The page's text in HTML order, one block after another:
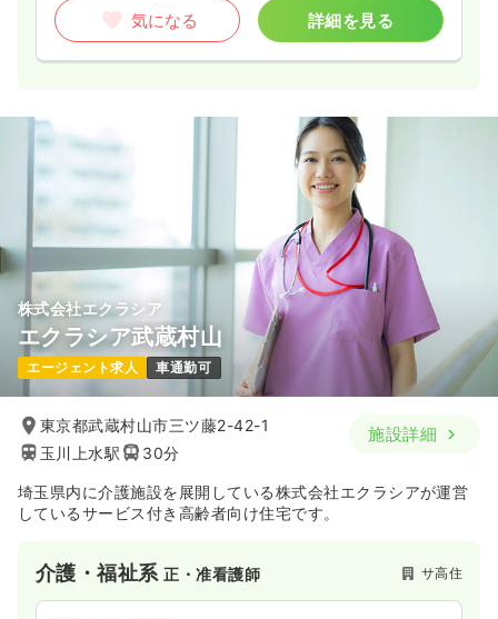
気になる 詳細を見る
株式会社エクラシア
エクラシア武蔵村山
エージェント求人 車通勤可
東京都武蔵村山市三ツ藤2-42-1
玉川上水駅
30分
施設詳細
埼玉県内に介護施設を展開している株式会社エクラシアが運営
しているサービス付き高齢者向け住宅です。
介護・福祉系正・准看護師 サ高住